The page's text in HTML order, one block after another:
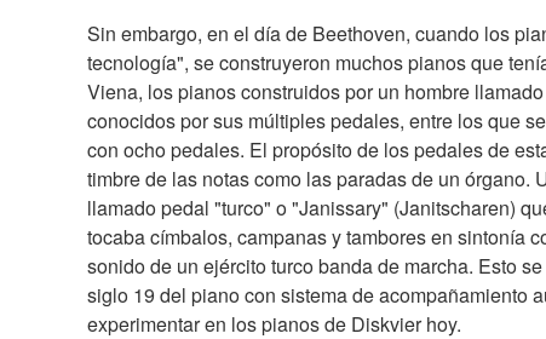
Sin embargo, en el día de Beethoven, cuando los
tecnología", se construyeron muchos pianos que
Viena, los pianos construidos por un hombre
conocidos por sus múltiples pedales, entre los que
con ocho pedales. El propósito de los pedales de
timbre de las notas como las paradas de un órgano.
llamado pedal "turco" o "Janissary" (Janitscharen)
tocaba címbalos, campanas y tambores en sintonía
sonido de un ejército turco banda de marcha. Esto
siglo 19 del piano con sistema de acompañamiento
experimentar en los pianos de Diskvier hoy.